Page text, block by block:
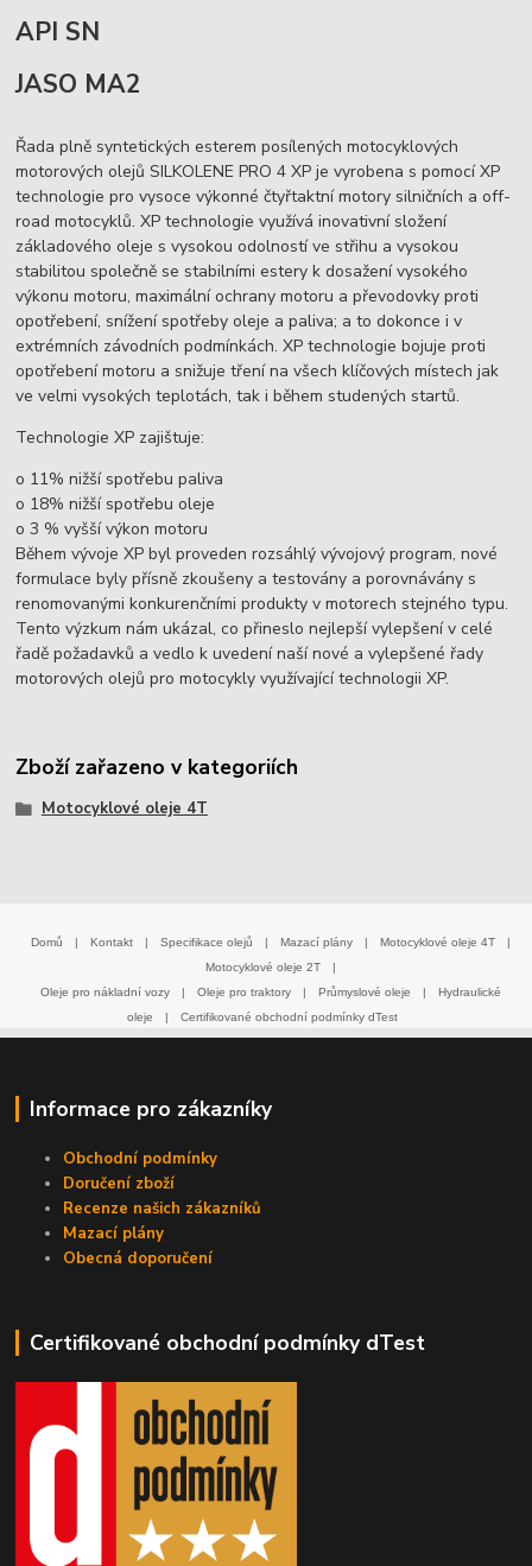
API SN
JASO MA2
Řada plně syntetických esterem posílených motocyklových
motorových olejů SILKOLENE PRO 4 XP je vyrobena s pomocí XP
technologie pro vysoce výkonné čtyřtaktní motory silničních a off-
road motocyklů. XP technologie využívá inovativní složení
základového oleje s vysokou odolností ve střihu a vysokou
stabilitou společně se stabilními estery k dosažení vysokého
výkonu motoru, maximální ochrany motoru a převodovky proti
opotřebení, snížení spotřeby oleje a paliva; a to dokonce i v
extrémních závodních podmínkách. XP technologie bojuje proti
opotřebení motoru a snižuje tření na všech klíčových místech jak
ve velmi vysokých teplotách, tak i během studených startů.
Technologie XP zajištuje:
o 11% nižší spotřebu paliva
o 18% nižší spotřebu oleje
o 3 % vyšší výkon motoru
Během vývoje XP byl proveden rozsáhlý vývojový program, nové
formulace byly přísně zkoušeny a testovány a porovnávány s
renomovanými konkurenčními produkty v motorech stejného typu.
Tento výzkum nám ukázal, co přineslo nejlepší vylepšení v celé
řadě požadavků a vedlo k uvedení naší nové a vylepšené řady
motorových olejů pro motocykly využívající technologii XP.
Zboží zařazeno v kategoriích
Motocyklové oleje 4T
Domů | Kontakt | Specifikace olejů | Mazací plány | Motocyklové oleje 4T
|
Motocyklové oleje 2T
|
Oleje pro nákladní vozy
| Oleje pro traktory | Průmyslové oleje |
Hydraulické
oleje
| Certifikované obchodní podmínky dTest
Informace pro zákazníky
Obchodní podmínky
Doručení zboží
Recenze našich zákazníků
Mazací plány
Obecná doporučení
Certifikované obchodní podmínky dTest